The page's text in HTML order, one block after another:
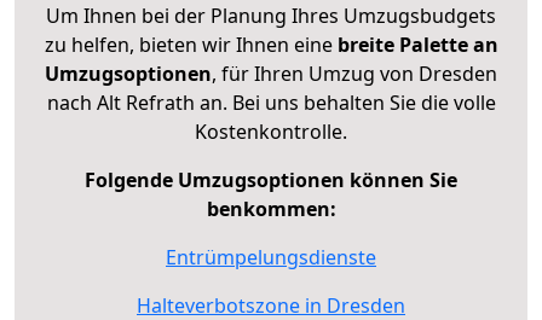
Um Ihnen bei der Planung Ihres Umzugsbudgets
zu helfen, bieten wir Ihnen eine breite Palette an
Umzugsoptionen, für Ihren Umzug von Dresden
nach Alt Refrath an. Bei uns behalten Sie die volle
Kostenkontrolle.
Folgende Umzugsoptionen können Sie
benkommen:
Entrümpelungsdienste
Halteverbotszone in Dresden